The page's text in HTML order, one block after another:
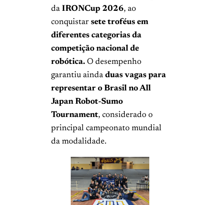
da IRONCup 2026, ao
conquistar sete troféus em
diferentes categorias da
competição nacional de
robótica. O desempenho
garantiu ainda duas vagas para
representar o Brasil no All
Japan Robot-Sumo
Tournament, considerado o
principal campeonato mundial
da modalidade.